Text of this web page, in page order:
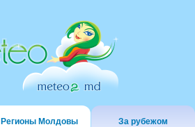
Регионы Молдовы За рубежом